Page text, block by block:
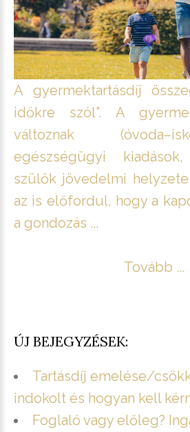
A gyermektartásdíj
időkre szól”. A
változnak
egészségügyi
szülők jövedelmi
az is előfordul, hogy a
a gondozás ...
Tovább ...
ÚJ BEJEGYZÉSEK:
Tartásdíj emelése/
indokolt és hogyan kell
Foglaló vagy előleg?